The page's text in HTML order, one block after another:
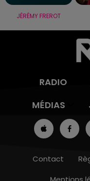
JÉRÉMY FREROT
RADIO
MÉDIAS
Contact